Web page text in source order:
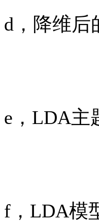
d，降维后
e，LDA主
f，LDA模